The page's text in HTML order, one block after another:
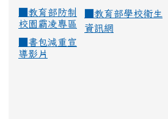
教育部防制
校園霸凌專區
教育部學校衛生
資訊網
書包減重宣
導影片